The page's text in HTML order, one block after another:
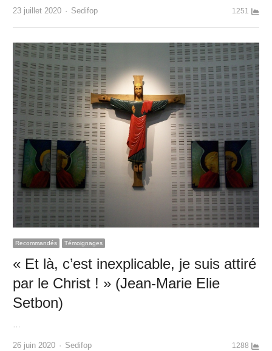
23 juillet 2020 Author
Sedifop 1251
Recommandés Témoignages
« Et là, c’est inexplicable, je suis attiré
par le Christ ! » (Jean-Marie Elie
Setbon)
…
26 juin 2020 Author
Sedifop 1288